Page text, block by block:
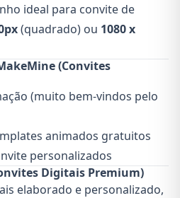
ideal para convite de
(quadrado) ou 1080 x
(Convites
(muito bem-vindos pelo
animados gratuitos
personalizados
Digitais Premium)
elaborado e personalizado,